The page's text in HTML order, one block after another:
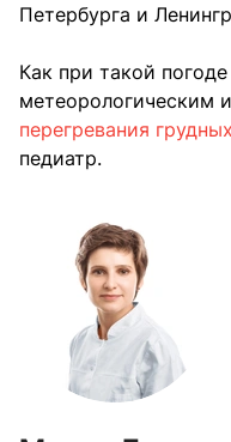
Петербурга и
Как при такой
метеорологическим
перегревания
педиатр.